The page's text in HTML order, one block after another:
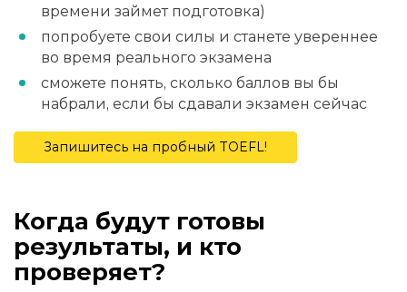
времени займет подготовка)
попробуете свои силы и станете увереннее
во время реального экзамена
сможете понять, сколько баллов вы бы
набрали, если бы сдавали экзамен сейчас
Запишитесь на пробный TOEFL!
Когда будут готовы
результаты, и кто
проверяет?